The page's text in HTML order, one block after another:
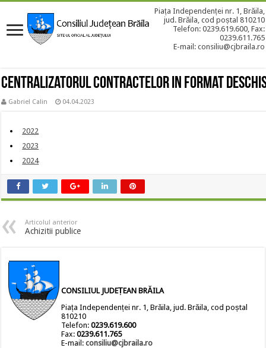
Piața Independenței nr. 1, Brăila,
jud. Brăila, cod poștal 810210
Telefon: 0239.619.600, Fax:
0239.611.765
E-mail: consiliu@cjbraila.ro
Centralizatorul Contractelor in format
Gabriel Calin 04.04.2023
2022
2023
2024
Articolul anterior
Achizitii publice
CONSILIUL JUDEȚEAN BRĂILA
Piața Independenței nr. 1, Brăila, jud. Brăila, cod poștal
810210
Telefon:0239.619.600
Fax:0239.611.765
E-mail:consiliu@cjbraila.ro